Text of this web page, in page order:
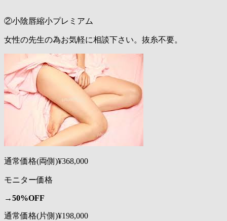
②小陰唇縮小プレミアム
女性の先生の為お気軽に相談下さい。抜糸不要。
通常価格(両側)¥368,000
モニター価格
→50%OFF
通常価格(片側)¥198,000